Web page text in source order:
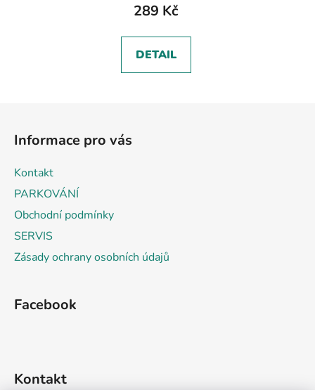
289 Kč
DETAIL
Informace pro vás
Kontakt
PARKOVÁNÍ
Obchodní podmínky
SERVIS
Zásady ochrany osobních údajů
Facebook
Kontakt